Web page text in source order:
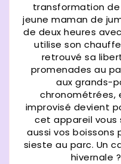
transformation
jeune maman de
de deux heures
utilise son
retrouvé sa
promenades au
aux grands-
chronométrées,
improvisé devient
cet appareil vous
aussi vos
sieste au parc. Un
hivernale